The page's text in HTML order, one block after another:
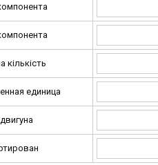
кількість
единица